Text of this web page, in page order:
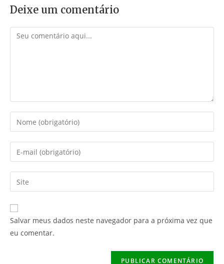
Deixe um comentário
Comentário
Digite
seu
nome
ou
de
usuário
para
comentar
Digite
seu
endereço
de
mail
para
comentar
Digite
o
URL
do
Salvar meus dados neste navegador para a próxima vez que
eu comentar.